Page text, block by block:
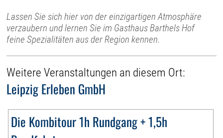
Lassen Sie sich hier von der einzigartigen Atmosphäre
verzaubern und lernen Sie im Gasthaus Barthels Hof
feine Spezialitäten aus der Region kennen.
Weitere Veranstaltungen an diesem Ort:
Leipzig Erleben GmbH
Die Kombitour 1h Rundgang + 1,5h